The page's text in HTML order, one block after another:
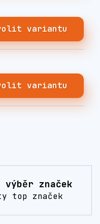
variantu
variantu
výběr značek
top značek